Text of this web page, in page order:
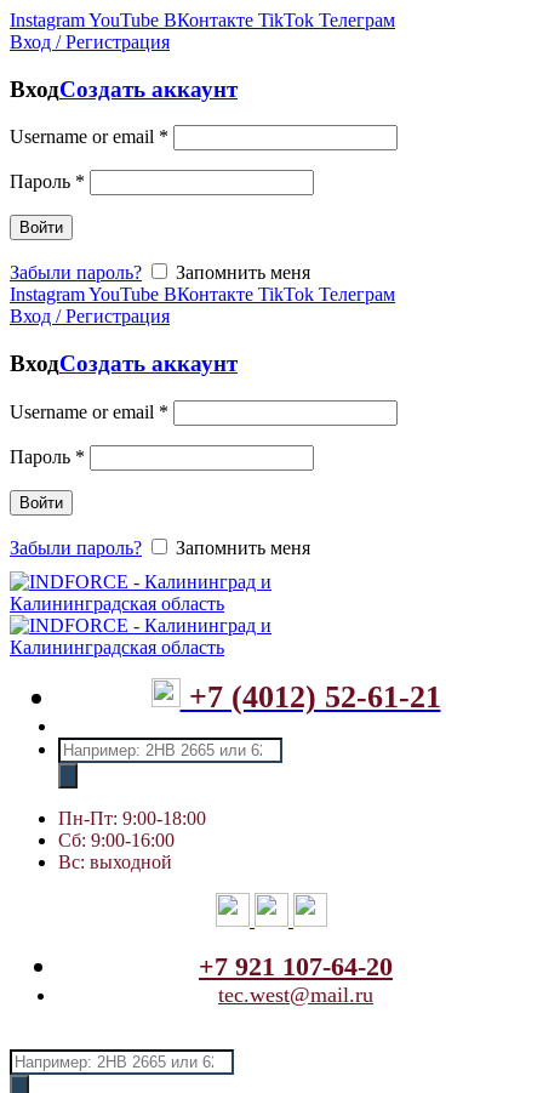
InstagramYouTube ВКонтакте TikTok Телеграм
Вход / Регистрация
ВходСоздать аккаунт
Username or email *
Пароль *
Войти
Забыли пароль?
Запомнить меня
InstagramYouTube ВКонтакте TikTok Телеграм
Вход / Регистрация
ВходСоздать аккаунт
Username or email *
Пароль *
Войти
Забыли пароль? Запомнить меня
+7 (4012) 52-61-21
Поиск
товаров
Пн-Пт: 9:00-18:00
Сб: 9:00-16:00
Вс: выходной
+7 921 107-64-20
tec.west@mail.ru
Поиск
товаров